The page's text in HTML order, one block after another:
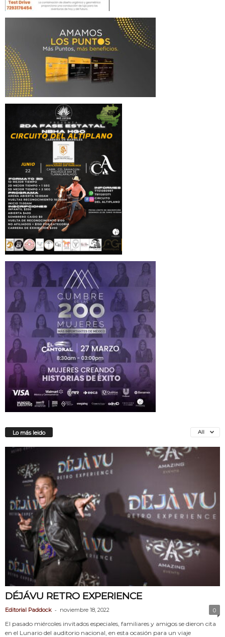
Lo más leido All
DÉJÁVU RETRO EXPERIENCE
Editorial Paddock - noviembre 18, 2022 0
El pasado miércoles invitados especiales, familiares y amigos se dieron cita
en el Lunario del auditorio nacional, en esta ocasión para un viaje